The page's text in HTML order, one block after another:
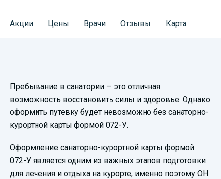
Акции Цены Врачи Отзывы Карта
видеопрезентацию
Пребывание в санатории — это отличная
возможность восстановить силы и здоровье. Однако
оформить путевку будет невозможно без санаторно-
курортной карты формой 072-У.
Оформление санаторно-курортной карты формой
072-У является одним из важных этапов подготовки
для лечения и отдыха на курорте, именно поэтому ОН